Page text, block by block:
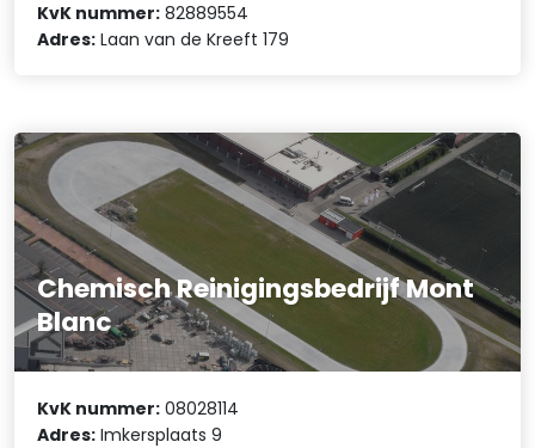
KvK nummer: 82889554
Adres: Laan van de Kreeft 179
Chemisch Reinigingsbedrijf Mont
Blanc
KvK nummer: 08028114
Adres: Imkersplaats 9